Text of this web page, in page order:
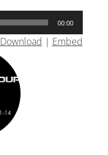
00:00
Download | Embed